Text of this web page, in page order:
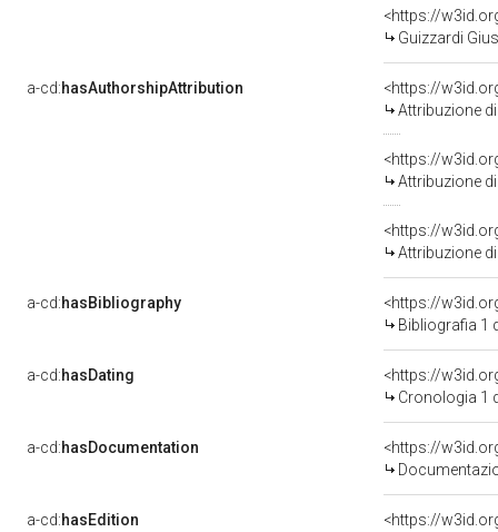
<https://
Guizzardi
a-cd:hasAuthorshipAttribution
<https://
Attribuzione
<https://
Attribuzione
<https://
Attribuzione
a-cd:hasBibliography
<https://
Bibliografia 1
a-cd:hasDating
<https://
Cronologia 1
a-cd:hasDocumentation
a-cd:hasEdition
<https://